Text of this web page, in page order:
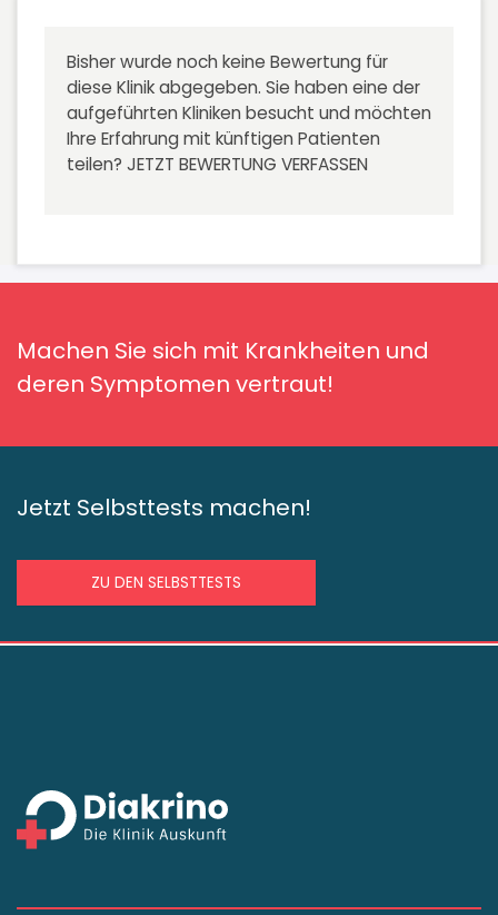
Bisher wurde noch keine Bewertung für
diese Klinik abgegeben. Sie haben eine der
aufgeführten Kliniken besucht und möchten
Ihre Erfahrung mit künftigen Patienten
teilen? JETZT BEWERTUNG VERFASSEN
Machen Sie sich mit Krankheiten und
deren Symptomen vertraut!
Jetzt Selbsttests machen!
ZU DEN SELBSTTESTS